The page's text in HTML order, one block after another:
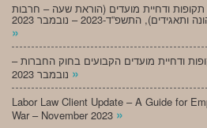
תקופות ודחיית מועדים (הוראת שעה – חרבות
התשפ”ד-2023 – נובמבר 2023
»
ודחיית מועדים הקבועים בחוק החברות –
»
Labor Law Client Update – A Guide for
War – November 2023 »